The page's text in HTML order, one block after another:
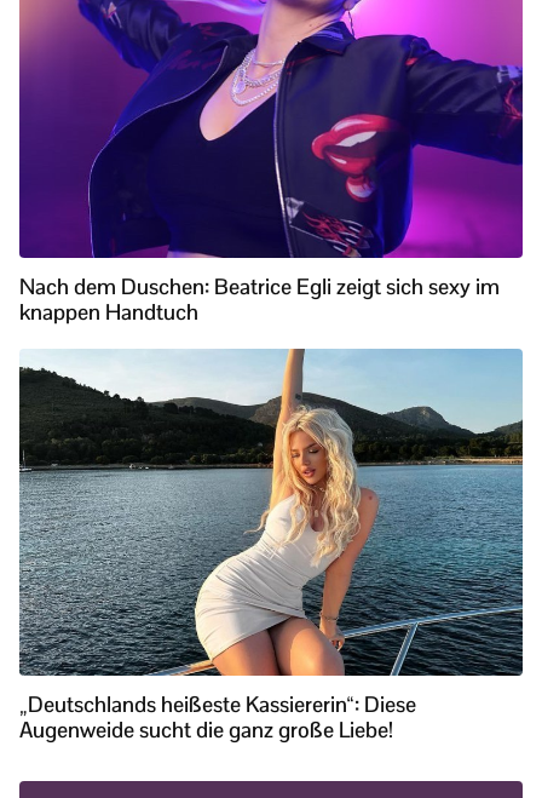
Nach dem Duschen: Beatrice Egli zeigt sich sexy im
knappen Handtuch
„Deutschlands heißeste Kassiererin“: Diese
Augenweide sucht die ganz große Liebe!